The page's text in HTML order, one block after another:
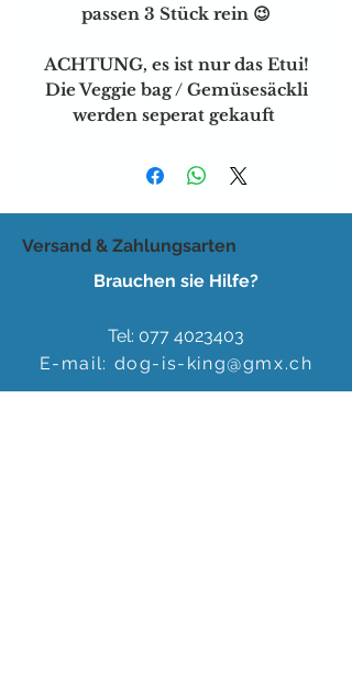
passen 3 Stück rein 😉
ACHTUNG, es ist nur das Etui!
Die Veggie bag / Gemüsesäckli
werden seperat gekauft
Versand & Zahlungsarten
Brauchen sie Hilfe?
Tel: 077 4023403
E-mail: dog-is-king@gmx.ch